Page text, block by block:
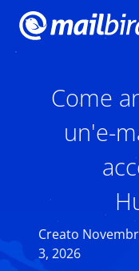
Come
un'e-
Creato
3, 2026